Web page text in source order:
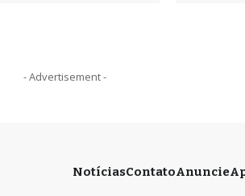
- Advertisement -
NotíciasContatoAnuncie